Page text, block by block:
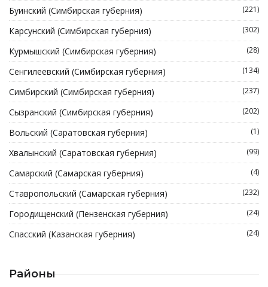
Буинский (Симбирская губерния) (221)
Карсунский (Симбирская губерния) (302)
Курмышский (Симбирская губерния) (28)
Сенгилеевский (Симбирская губерния) (134)
Симбирский (Симбирская губерния) (237)
Сызранский (Симбирская губерния) (202)
Вольский (Саратовская губерния) (1)
Хвалынский (Саратовская губерния) (99)
Самарский (Самарская губерния) (4)
Ставропольский (Самарская губерния) (232)
Городищенский (Пензенская губерния) (24)
Спасский (Казанская губерния) (24)
Районы